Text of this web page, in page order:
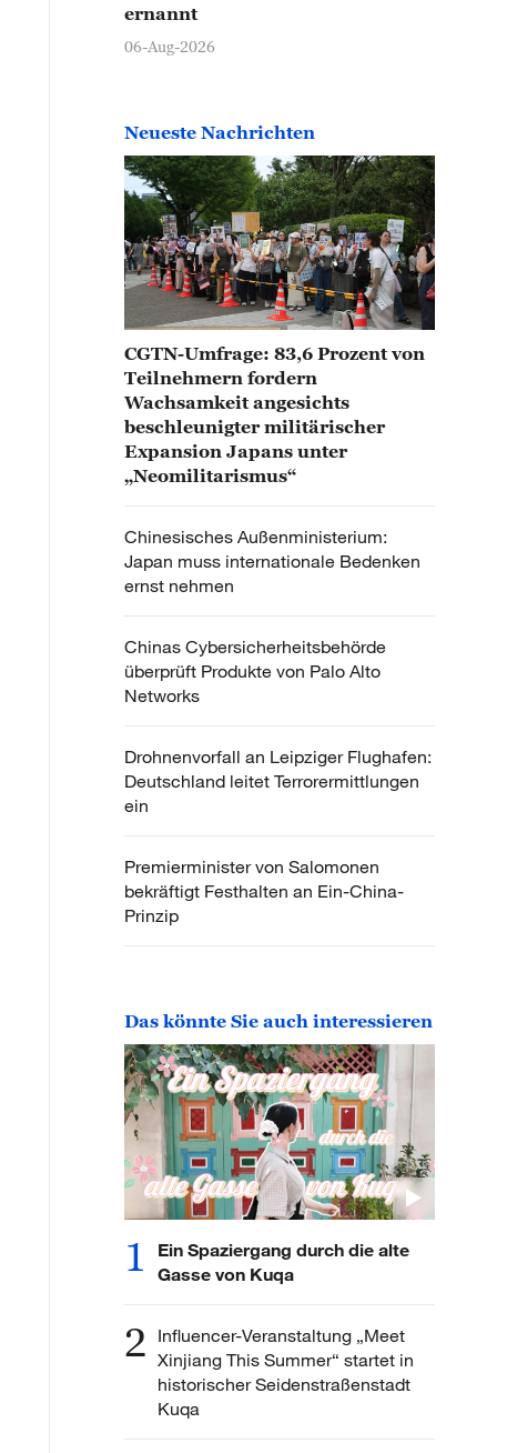
ernannt
06-Aug-2026
Neueste Nachrichten
CGTN-Umfrage: 83,6 Prozent von
Teilnehmern fordern
Wachsamkeit angesichts
beschleunigter militärischer
Expansion Japans unter
„Neomilitarismus“
Chinesisches Außenministerium:
Japan muss internationale Bedenken
ernst nehmen
Chinas Cybersicherheitsbehörde
überprüft Produkte von Palo Alto
Networks
Drohnenvorfall an Leipziger Flughafen:
Deutschland leitet Terrorermittlungen
ein
Premierminister von Salomonen
bekräftigt Festhalten an Ein-China-
Prinzip
Das könnte Sie auch interessieren
1
Ein Spaziergang durch die alte
Gasse von Kuqa
2 Influencer-Veranstaltung „Meet
Xinjiang This Summer“ startet in
historischer Seidenstraßenstadt
Kuqa